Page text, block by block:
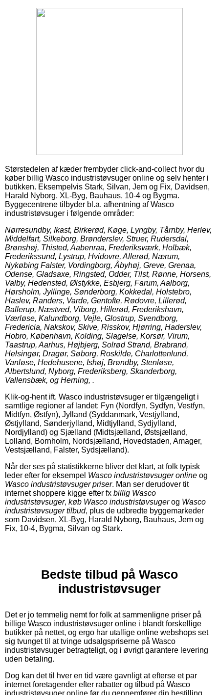
Størstedelen af kæder frembyder click-and-collect hvor du
køber billig Wasco industristøvsuger online og selv henter i
butikken. Eksempelvis Stark, Silvan, Jem og Fix, Davidsen,
Harald Nyborg, XL-Byg, Bauhaus, 10-4 og Bygma.
Byggecentrene tilbyder bl.a. afhentning af Wasco
industristøvsuger i følgende områder:
Nørresundby, Ikast, Birkerød, Køge, Lyngby, Tårnby, Herlev,
Middelfart, Silkeborg, Brønderslev, Struer, Rudersdal,
Brønshøj, Thisted, Aabenraa, Frederiksværk, Holbæk,
Frederikssund, Lystrup, Hvidovre, Allerød, Nærum,
Nykøbing Falster, Vordingborg, Åbyhøj, Greve, Grenaa,
Odense, Gladsaxe, Ringsted, Odder, Tilst, Rønne, Horsens,
Valby, Hedensted, Ølstykke, Esbjerg, Farum, Aalborg,
Hørsholm, Jyllinge, Sønderborg, Kokkedal, Holstebro,
Haslev, Randers, Varde, Gentofte, Rødovre, Lillerød,
Ballerup, Næstved, Viborg, Hillerød, Frederikshavn,
Værløse, Kalundborg, Vejle, Glostrup, Svendborg,
Fredericia, Nakskov, Skive, Risskov, Hjørring, Haderslev,
Hobro, København, Kolding, Slagelse, Korsør, Virum,
Taastrup, Aarhus, Højbjerg, Solrød Strand, Brabrand,
Helsingør, Dragør, Søborg, Roskilde, Charlottenlund,
Vanløse, Hedehusene, Ishøj, Brøndby, Stenløse,
Albertslund, Nyborg, Frederiksberg, Skanderborg,
Vallensbæk, og Herning, .
Klik-og-hent ift. Wasco industristøvsuger er tilgængeligt i
samtlige regioner af landet: Fyn (Nordfyn, Sydfyn, Vestfyn,
Midtfyn, Østfyn), Jylland (Syddanmark, Vestjylland,
Østjylland, Sønderjylland, Midtjylland, Sydjylland,
Nordjylland) og Sjælland (Midtsjælland, Østsjælland,
Lolland, Bornholm, Nordsjælland, Hovedstaden, Amager,
Vestsjælland, Falster, Sydsjælland).
Når der ses på statistikkerne bliver det klart, at folk typisk
leder efter for eksempel Wasco industristøvsuger online og
Wasco industristøvsuger priser. Man ser derudover tit
internet shoppere kigge efter fx billig Wasco
industristøvsuger, køb Wasco industristøvsugerog Wasco
industristøvsuger tilbud, plus de udbredte byggemarkeder
som Davidsen, XL-Byg, Harald Nyborg, Bauhaus, Jem og
Fix, 10-4, Bygma, Silvan og Stark.
Bedste tilbud på Wasco
industristøvsuger
Det er jo temmelig nemt for folk at sammenligne priser på
billige Wasco industristøvsuger online i blandt forskellige
butikker på nettet, og ergo har utallige online webshops set
sig tvunget til at tvinge udsalgspriserne på Wasco
industristøvsuger betragteligt, og i øvrigt garantere levering
uden betaling.
Dog kan det til hver en tid være gavnligt at efterse et par
internet foretagender efter rabatter og tilbud på Wasco
industristøvsuger online før du gennemfører din bestilling,